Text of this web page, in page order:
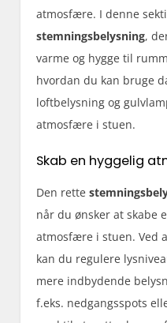
atmosfære. I denne
stemningsbelysning,
varme og hygge til
hvordan du kan bruge
loftbelysning og
atmosfære i stuen.
Skab en hyggelig
Den rette
når du ønsker at skabe
atmosfære i stuen. Ved
kan du regulere
mere indbydende
f.eks. nedgangsspots